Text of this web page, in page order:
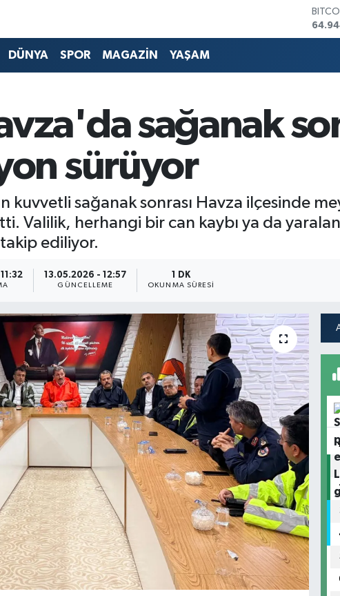
EURO
13.779
DÜNYA SPOR MAGAZİN YAŞAM
sağanak
sürüyor
sağanak sonrası Havza ilçesinde
Valilik, herhangi bir can kaybı ya da
ediliyor.
13.05.2026 - 12:57
GÜNCELLEME
1 DK
OKUNMA SÜRESI